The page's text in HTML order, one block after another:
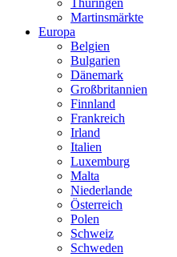
Thüringen
Martinsmärkte
Europa
Belgien
Bulgarien
Dänemark
Großbritannien
Finnland
Frankreich
Irland
Italien
Luxemburg
Malta
Niederlande
Österreich
Polen
Schweiz
Schweden